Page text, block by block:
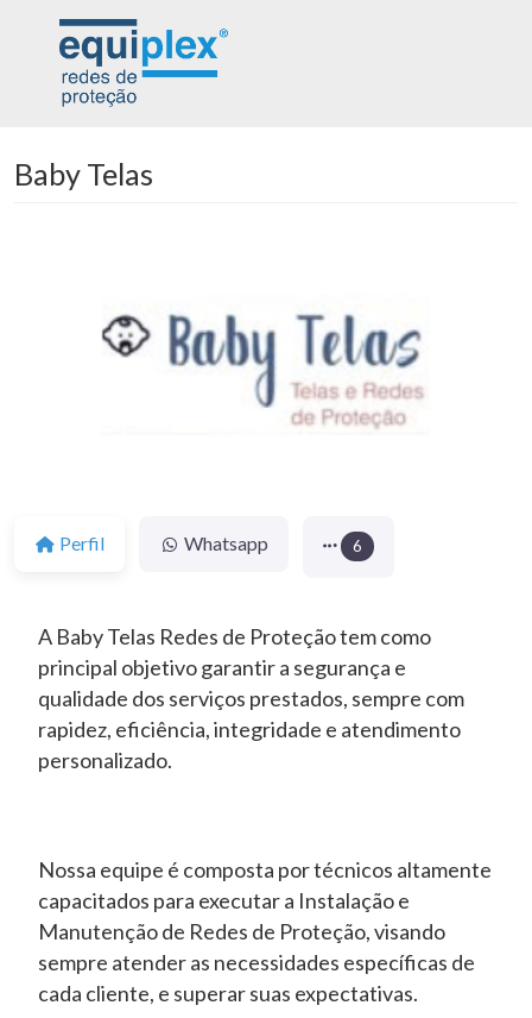
Baby Telas
Perfil Whatsapp 6
A Baby Telas Redes de Proteção tem como
principal objetivo garantir a segurança e
qualidade dos serviços prestados, sempre com
rapidez, eficiência, integridade e atendimento
personalizado.
Nossa equipe é composta por técnicos altamente
capacitados para executar a Instalação e
Manutenção de Redes de Proteção, visando
sempre atender as necessidades específicas de
cada cliente, e superar suas expectativas.